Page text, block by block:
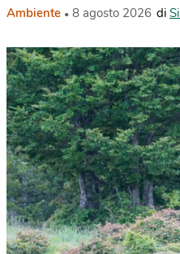
Ambiente 8 agosto 2026 di